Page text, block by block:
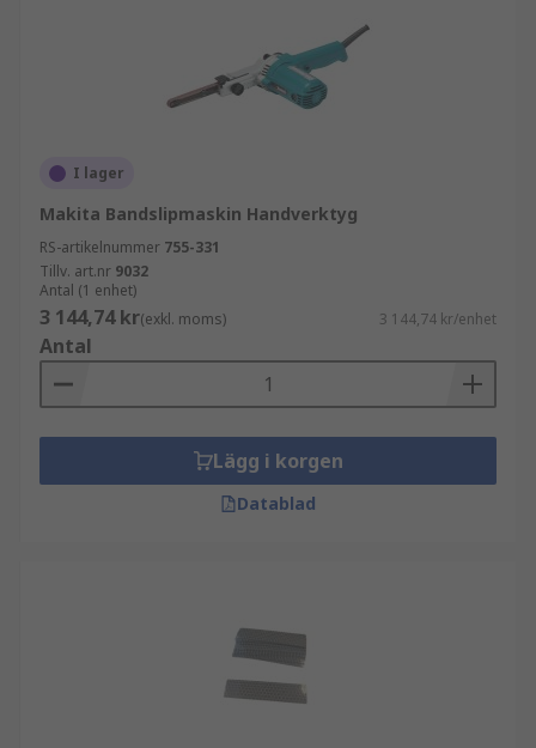
I lager
Makita Bandslipmaskin Handverktyg
RS-artikelnummer 755-331
Tillv. art.nr 9032
Antal (1 enhet)
3 144,74 kr(exkl. moms) 3 144,74 kr/enhet
Antal
Lägg i korgen
Datablad